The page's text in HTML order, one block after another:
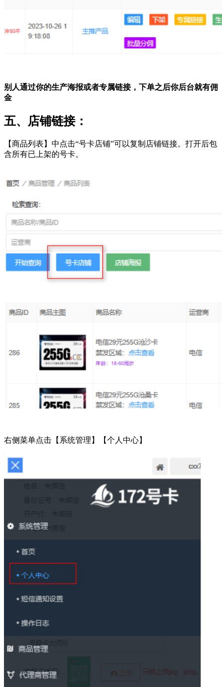
别人通过你的生产海报或者专属链接，下单之后你后台就有佣
金
五、店铺链接：
【商品列表】中点击“号卡店铺”可以复制店铺链接。打开后包
含所有已上架的号卡。
右侧菜单点击【系统管理】【个人中心】